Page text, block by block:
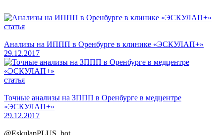
статья
Анализы на ИППП в Оренбурге в клинике «ЭСКУЛАП+»
29.12.2017
статья
Точные анализы на ЗППП в Оренбурге в медцентре
«ЭСКУЛАП+»
29.12.2017